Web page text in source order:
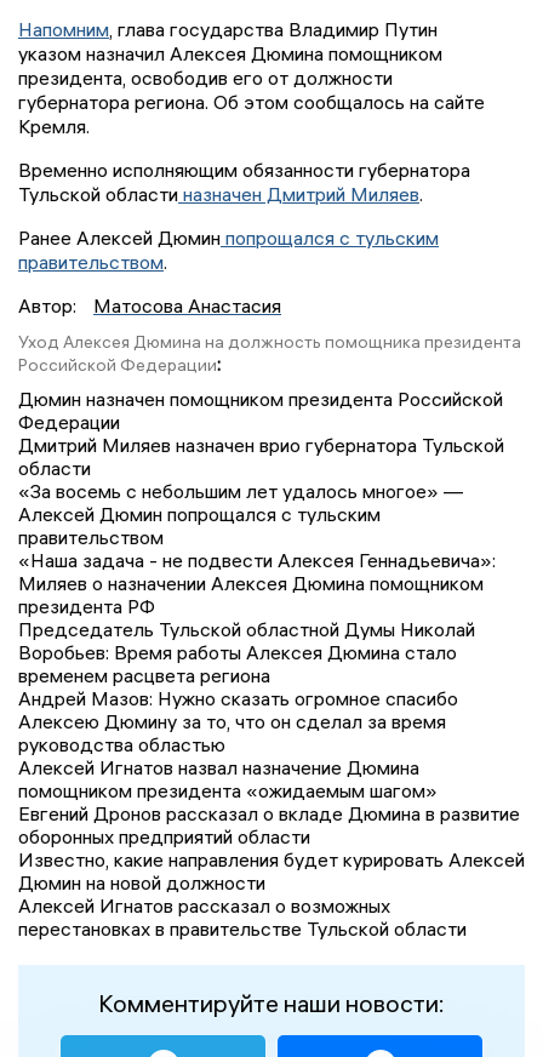
Напомним, глава государства Владимир Путин
указом назначил Алексея Дюмина помощником
президента, освободив его от должности
губернатора региона. Об этом сообщалось на сайте
Кремля.
Временно исполняющим обязанности губернатора
Тульской области назначен Дмитрий Миляев.
Ранее Алексей Дюмин попрощался с тульским
правительством.
Автор:
Матосова Анастасия
Уход Алексея Дюмина на должность помощника президента
Российской Федерации:
Дюмин назначен помощником президента Российской
Федерации
Дмитрий Миляев назначен врио губернатора Тульской
области
«За восемь с небольшим лет удалось многое» —
Алексей Дюмин попрощался с тульским
правительством
«Наша задача - не подвести Алексея Геннадьевича»:
Миляев о назначении Алексея Дюмина помощником
президента РФ
Председатель Тульской областной Думы Николай
Воробьев: Время работы Алексея Дюмина стало
временем расцвета региона
Андрей Мазов: Нужно сказать огромное спасибо
Алексею Дюмину за то, что он сделал за время
руководства областью
Алексей Игнатов назвал назначение Дюмина
помощником президента «ожидаемым шагом»
Евгений Дронов рассказал о вкладе Дюмина в развитие
оборонных предприятий области
Известно, какие направления будет курировать Алексей
Дюмин на новой должности
Алексей Игнатов рассказал о возможных
перестановках в правительстве Тульской области
Комментируйте наши новости: